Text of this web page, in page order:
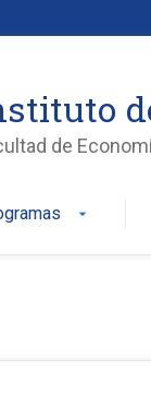
de
arrow_drop_down